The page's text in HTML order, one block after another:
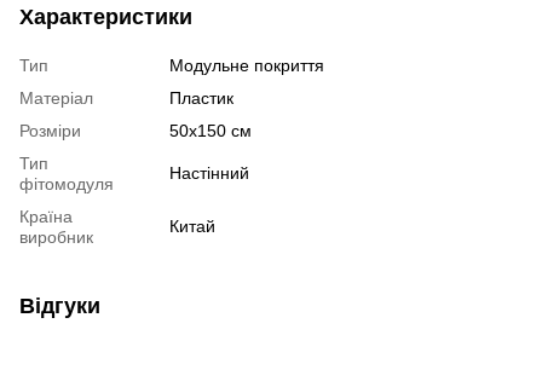
Характеристики
Тип
Модульне покриття
Матеріал
Пластик
Розміри
50х150 см
Тип
фітомодуля
Настінний
Країна
виробник
Китай
Відгуки